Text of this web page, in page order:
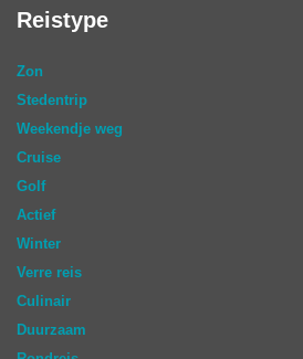
Reistype
Zon
Stedentrip
Weekendje weg
Cruise
Golf
Actief
Winter
Verre reis
Culinair
Duurzaam